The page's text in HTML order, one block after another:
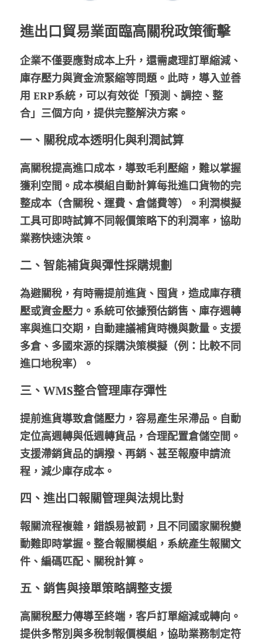
進出口貿易業面臨高關稅政策衝擊
企業不僅要應對成本上升，還需處理訂單縮減、
庫存壓力與資金流緊縮等問題。此時，導入並善
用 ERP系統，可以有效從「預測、調控、整
合」三個方向，提供完整解決方案。
一、關稅成本透明化與利潤試算
高關稅提高進口成本，導致毛利壓縮，難以掌握
獲利空間。成本模組自動計算每批進口貨物的完
整成本（含關稅、運費、倉儲費等）。利潤模擬
工具可即時試算不同報價策略下的利潤率，協助
業務快速決策。
二、智能補貨與彈性採購規劃
為避關稅，有時需提前進貨、囤貨，造成庫存積
壓或資金壓力。系統可依據預估銷售、庫存週轉
率與進口交期，自動建議補貨時機與數量。支援
多倉、多國來源的採購決策模擬（例：比較不同
進口地稅率）。
三、WMS整合管理庫存彈性
提前進貨導致倉儲壓力，容易產生呆滯品。自動
定位高週轉與低週轉貨品，合理配置倉儲空間。
支援滯銷貨品的調撥、再銷、甚至報廢申請流
程，減少庫存成本。
四、進出口報關管理與法規比對
報關流程複雜，錯誤易被罰，且不同國家關稅變
動難即時掌握。整合報關模組，系統產生報關文
件、編碼匹配、關稅計算。
五、銷售與接單策略調整支援
高關稅壓力傳導至終端，客戶訂單縮減或轉向。
提供多幣別與多稅制報價模組，協助業務制定符